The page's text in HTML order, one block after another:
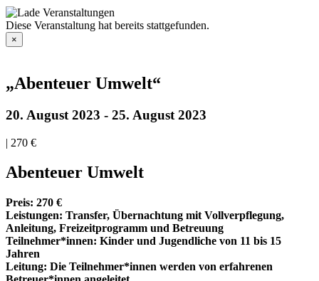
Diese Veranstaltung hat bereits stattgefunden.
×
„Abenteuer Umwelt“
20. August 2023 - 25. August 2023
| 270 €
Abenteuer Umwelt
Preis: 270 €
Leistungen: Transfer, Übernachtung mit Vollverpflegung,
Anleitung, Freizeitprogramm und Betreuung
Teilnehmer*innen: Kinder und Jugendliche von 11 bis 15
Jahren
Leitung: Die Teilnehmer*innen werden von erfahrenen